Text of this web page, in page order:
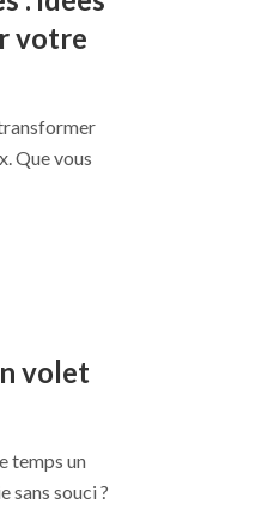
votre
Que vous
volet
temps un
sans souci ?